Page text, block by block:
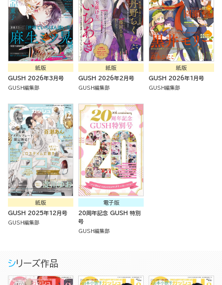
紙版
GUSH 2026年3月号
GUSH編集部
紙版
GUSH 2026年2月号
GUSH編集部
紙版
GUSH 2026年1月号
GUSH編集部
紙版
GUSH 2025年12月号
GUSH編集部
電子版
20周年記念 GUSH 特別
号
GUSH編集部
シリーズ作品